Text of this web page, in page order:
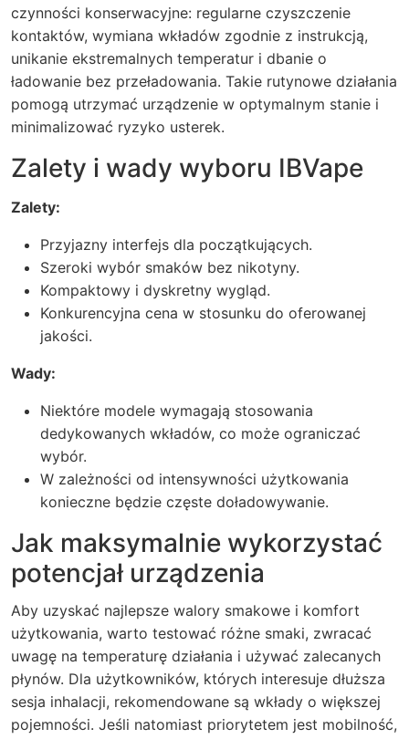
czynności konserwacyjne: regularne czyszczenie
kontaktów, wymiana wkładów zgodnie z instrukcją,
unikanie ekstremalnych temperatur i dbanie o
ładowanie bez przeładowania. Takie rutynowe działania
pomogą utrzymać urządzenie w optymalnym stanie i
minimalizować ryzyko usterek.
Zalety i wady wyboru IBVape
Zalety:
Przyjazny interfejs dla początkujących.
Szeroki wybór smaków bez nikotyny.
Kompaktowy i dyskretny wygląd.
Konkurencyjna cena w stosunku do oferowanej
jakości.
Wady:
Niektóre modele wymagają stosowania
dedykowanych wkładów, co może ograniczać
wybór.
W zależności od intensywności użytkowania
konieczne będzie częste doładowywanie.
Jak maksymalnie wykorzystać
potencjał urządzenia
Aby uzyskać najlepsze walory smakowe i komfort
użytkowania, warto testować różne smaki, zwracać
uwagę na temperaturę działania i używać zalecanych
płynów. Dla użytkowników, których interesuje dłuższa
sesja inhalacji, rekomendowane są wkłady o większej
pojemności. Jeśli natomiast priorytetem jest mobilność,